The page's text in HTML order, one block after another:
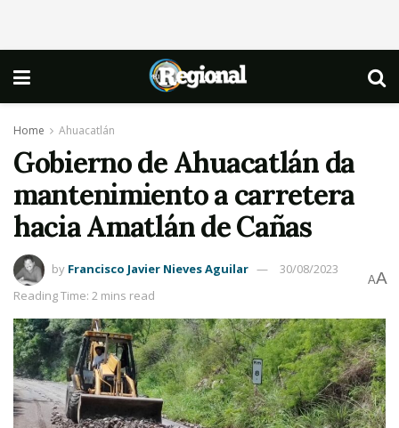
Home Ahuacatlán
Gobierno de Ahuacatlán da
mantenimiento a carretera
hacia Amatlán de Cañas
by Francisco Javier Nieves Aguilar
30/08/2023
Reading Time: 2 mins read
AA